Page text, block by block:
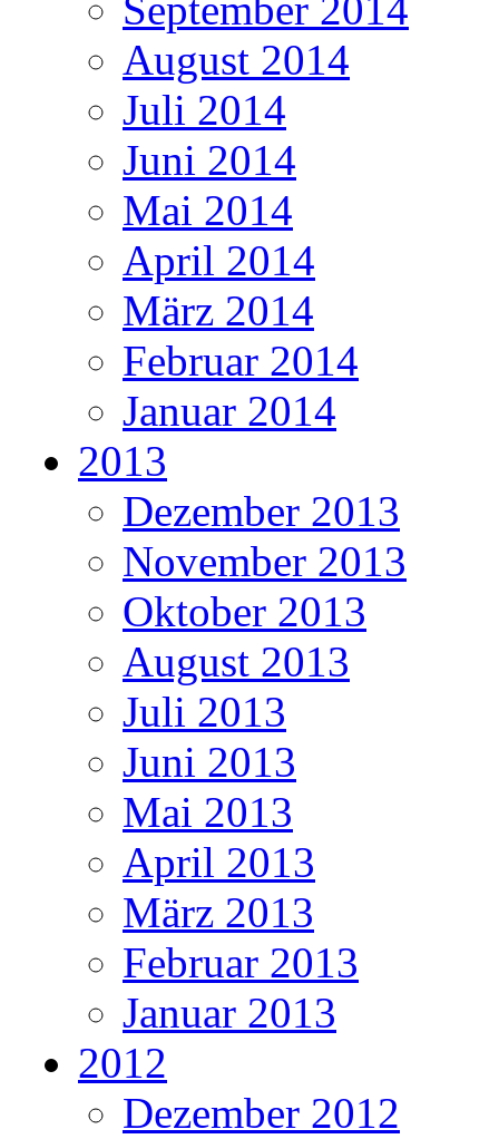
September 2014
August 2014
Juli 2014
Juni 2014
Mai 2014
April 2014
März 2014
Februar 2014
Januar 2014
2013
Dezember 2013
November 2013
Oktober 2013
August 2013
Juli 2013
Juni 2013
Mai 2013
April 2013
März 2013
Februar 2013
Januar 2013
2012
Dezember 2012